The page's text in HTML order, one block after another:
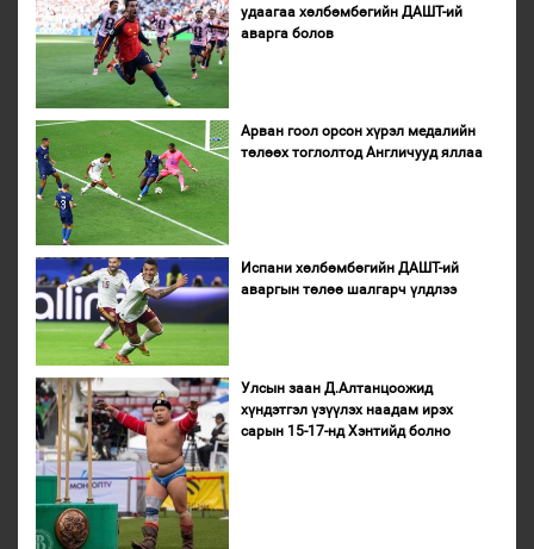
удаагаа хөлбөмбөгийн ДАШТ-ий
аварга болов
Арван гоол орсон хүрэл медалийн
төлөөх тоглолтод Англичууд яллаа
Испани хөлбөмбөгийн ДАШТ-ий
аваргын төлөө шалгарч үлдлээ
Улсын заан Д.Алтанцоожид
хүндэтгэл үзүүлэх наадам ирэх
сарын 15-17-нд Хэнтийд болно